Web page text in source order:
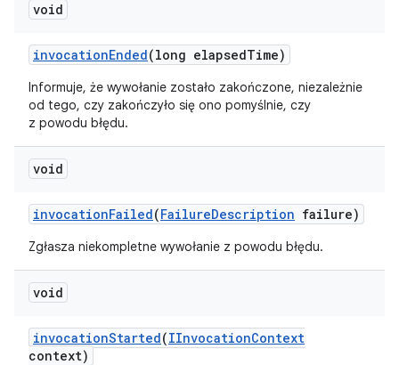
void
invocationEnded(long elapsedTime)
Informuje, że wywołanie zostało zakończone, niezależnie
od tego, czy zakończyło się ono pomyślnie, czy
z powodu błędu.
void
invocationFailed(FailureDescription failure)
Zgłasza niekompletne wywołanie z powodu błędu.
void
invocationStarted(IInvocationContext
context)